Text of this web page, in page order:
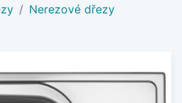
Nerezové dřezy